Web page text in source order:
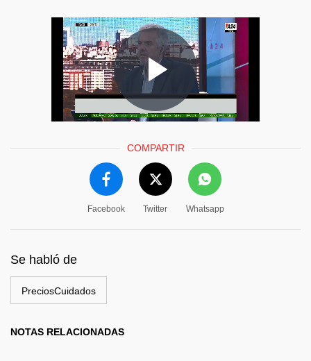
COMPARTIR
Facebook Twitter Whatsapp
Se habló de
PreciosCuidados
NOTAS RELACIONADAS